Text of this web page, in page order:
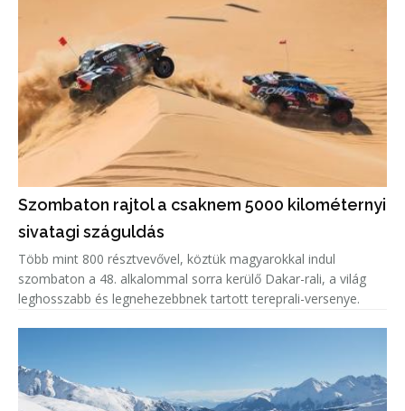
Szombaton rajtol a csaknem 5000 kilométernyi
sivatagi száguldás
Több mint 800 résztvevővel, köztük magyarokkal indul
szombaton a 48. alkalommal sorra kerülő Dakar-rali, a világ
leghosszabb és legnehezebbnek tartott tereprali-versenye.